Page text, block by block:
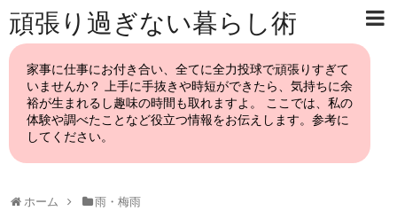
頑張り過ぎない暮らし術
家事に仕事にお付き合い、全てに全力投球で頑張りすぎて
いませんか？ 上手に手抜きや時短ができたら、気持ちに余
裕が生まれるし趣味の時間も取れますよ。 ここでは、私の
体験や調べたことなど役立つ情報をお伝えします。参考に
してください。
ホーム 雨・梅雨